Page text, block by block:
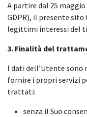
A partire dal 25
GDPR), il presente
legittimi interessi del
3. Finalità del
I dati dell’Utente
fornire i propri servizi
trattati:
senza il Suo